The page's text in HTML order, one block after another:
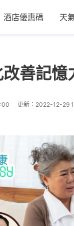
酒店優惠碼 天
改善記
更新： 2022-12-29